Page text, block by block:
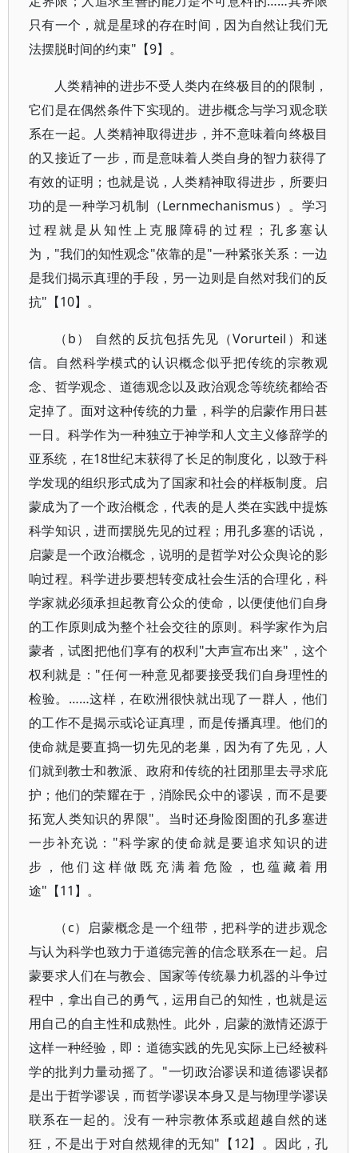
只有一个，就是星球的存在时间，因为自然让我们无
法摆脱时间的约束"【9】。
人类精神的进步不受人类内在终极目的的限制，
它们是在偶然条件下实现的。进步概念与学习观念联
系在一起。人类精神取得进步，并不意味着向终极目
的又接近了一步，而是意味着人类自身的智力获得了
有效的证明；也就是说，人类精神取得进步，所要归
功的是一种学习机制（Lernmechanismus）。学习
过程就是从知性上克服障碍的过程；孔多塞认
为，"我们的知性观念"依靠的是"一种紧张关系：一边
是我们揭示真理的手段，另一边则是自然对我们的反
抗"【10】。
（b） 自然的反抗包括先见（Vorurteil）和迷
信。自然科学模式的认识概念似乎把传统的宗教观
念、哲学观念、道德观念以及政治观念等统统都给否
定掉了。面对这种传统的力量，科学的启蒙作用日甚
一日。科学作为一种独立于神学和人文主义修辞学的
亚系统，在18世纪末获得了长足的制度化，以致于科
学发现的组织形式成为了国家和社会的样板制度。启
蒙成为了一个政治概念，代表的是人类在实践中提炼
科学知识，进而摆脱先见的过程；用孔多塞的话说，
启蒙是一个政治概念，说明的是哲学对公众舆论的影
响过程。科学进步要想转变成社会生活的合理化，科
学家就必须承担起教育公众的使命，以便使他们自身
的工作原则成为整个社会交往的原则。科学家作为启
蒙者，试图把他们享有的权利"大声宣布出来"，这个
权利就是："任何一种意见都要接受我们自身理性的
检验。……这样，在欧洲很快就出现了一群人，他们
的工作不是揭示或论证真理，而是传播真理。他们的
使命就是要直捣一切先见的老巢，因为有了先见，人
们就到教士和教派、政府和传统的社团那里去寻求庇
护；他们的荣耀在于，消除民众中的谬误，而不是要
拓宽人类知识的界限"。当时还身险囹圄的孔多塞进
一步补充说："科学家的使命就是要追求知识的进
步，他们这样做既充满着危险，也蕴藏着用
途"【11】。
（c）启蒙概念是一个纽带，把科学的进步观念
与认为科学也致力于道德完善的信念联系在一起。启
蒙要求人们在与教会、国家等传统暴力机器的斗争过
程中，拿出自己的勇气，运用自己的知性，也就是运
用自己的自主性和成熟性。此外，启蒙的激情还源于
这样一种经验，即：道德实践的先见实际上已经被科
学的批判力量动摇了。"一切政治谬误和道德谬误都
是出于哲学谬误，而哲学谬误本身又是与物理学谬误
联系在一起的。没有一种宗教体系或超越自然的迷
狂，不是出于对自然规律的无知"【12】。因此，孔